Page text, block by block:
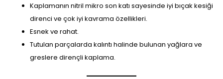
Kaplamanın nitril mikro son katı sayesinde iyi bıçak kesiği
direnci ve çok iyi kavrama özellikleri.
Esnek ve rahat.
Tutulan parçalarda kalıntı halinde bulunan yağlara ve
greslere dirençli kaplama.